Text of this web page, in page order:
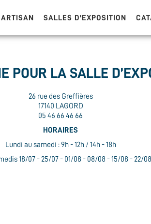
ARTISAN SALLES D'EXPOSITION
POUR LA SALLE
26 rue des Greffières
17140 LAGORD
05 46 66 46 66
HORAIRES
Lundi au samedi : 9h - 12h / 14h - 18h
18/07 - 25/07 - 01/08 - 08/08 - 15/08 - 22/